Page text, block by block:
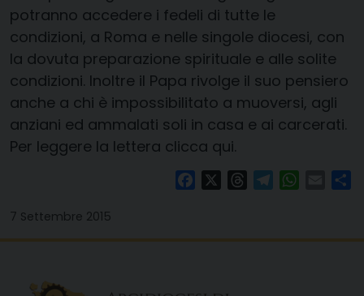
potranno accedere i fedeli di tutte le
condizioni, a Roma e nelle singole diocesi, con
la dovuta preparazione spirituale e alle solite
condizioni. Inoltre il Papa rivolge il suo pensiero
anche a chi è impossibilitato a muoversi, agli
anziani ed ammalati soli in casa e ai carcerati.
Per leggere la lettera clicca qui.
FacebookThreadsTelegram Email
7 Settembre 2015